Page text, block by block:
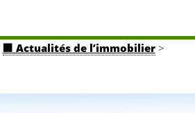
🏢 Actualités de l’immobilier>